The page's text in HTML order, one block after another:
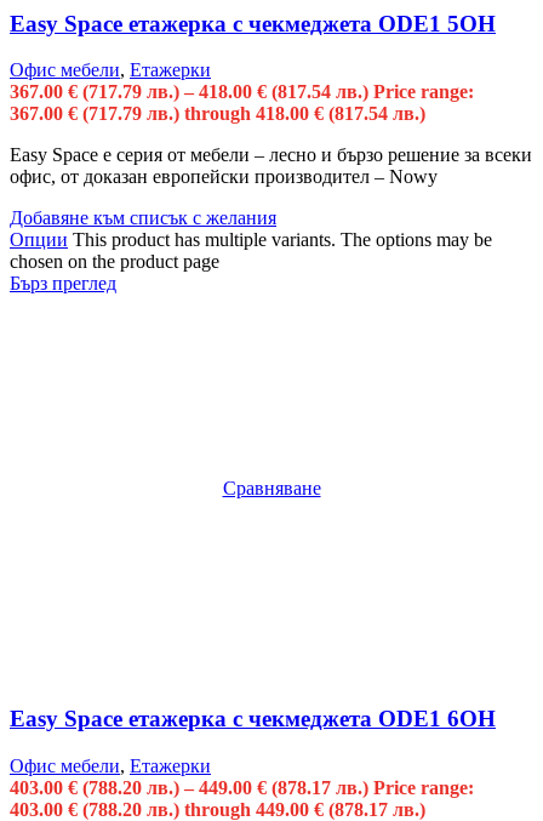
Easy Space етажерка с чекмеджета ODE1 5OH
Офис мебели, Етажерки
367.00 € (717.79 лв.) – 418.00 € (817.54 лв.) Price range:
367.00 € (717.79 лв.) through 418.00 € (817.54 лв.)
Easy Space е серия от мебели – лесно и бързо решение за всеки
офис, от доказан европейски производител – Nowy
Добавяне към списък с желания
Опции This product has multiple variants. The options may be
chosen on the product page
Бърз преглед
Сравняване
Easy Space етажерка с чекмеджета ODE1 6OH
Офис мебели, Етажерки
403.00 € (788.20 лв.) – 449.00 € (878.17 лв.) Price range:
403.00 € (788.20 лв.) through 449.00 € (878.17 лв.)